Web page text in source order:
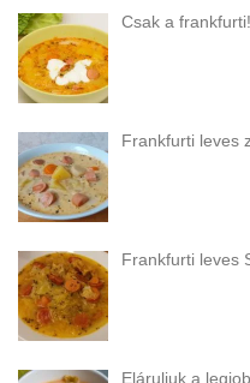
Csak a frankfurti!
Frankfurti leves
Frankfurti leves
Eláruljuk a